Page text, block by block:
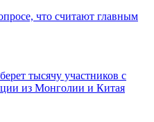
что считают главным
тысячу участников с
из Монголии и Китая